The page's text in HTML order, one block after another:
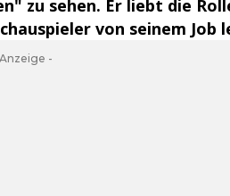
zu sehen. Er liebt die
von seinem Job
-